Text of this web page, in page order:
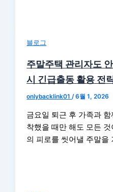
블로그
주말주택 관리자도
시 긴급출동 활용 전
onlybacklink01/6월 1, 2026
금요일 퇴근 후 가족과
착했을 때만 해도 모든
의 피로를 씻어낼 주말을